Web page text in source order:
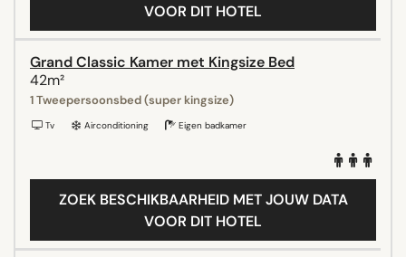
VOOR DIT HOTEL
Grand Classic Kamer met Kingsize Bed
42m²
1 Tweepersoonsbed (super kingsize)
Tv Airconditioning Eigen badkamer
ZOEK BESCHIKBAARHEID MET JOUW DATA
VOOR DIT HOTEL